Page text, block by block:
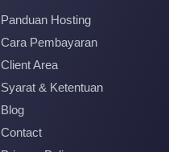
Panduan Hosting
Cara Pembayaran
Client Area
Syarat & Ketentuan
Blog
Contact